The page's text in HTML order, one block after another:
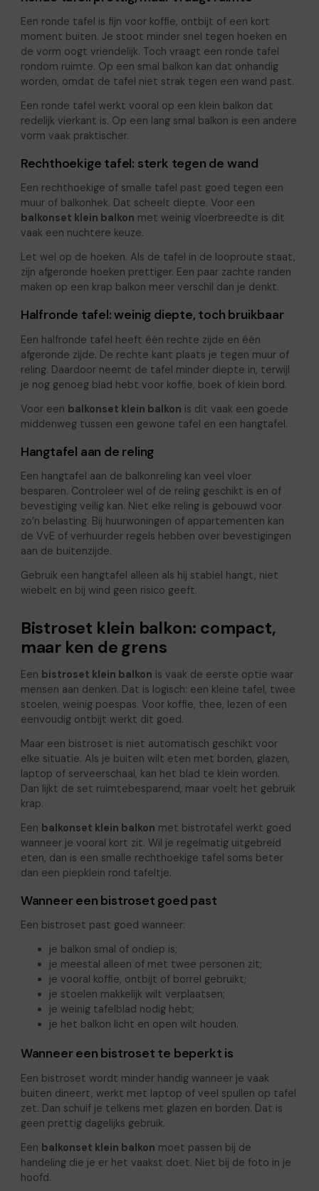
Een ronde tafel is fijn voor koffie, ontbijt of een kort
moment buiten. Je stoot minder snel tegen hoeken en
de vorm oogt vriendelijk. Toch vraagt een ronde tafel
rondom ruimte. Op een smal balkon kan dat onhandig
worden, omdat de tafel niet strak tegen een wand past.
Een ronde tafel werkt vooral op een klein balkon dat
redelijk vierkant is. Op een lang smal balkon is een andere
vorm vaak praktischer.
Rechthoekige tafel: sterk tegen de wand
Een rechthoekige of smalle tafel past goed tegen een
muur of balkonhek. Dat scheelt diepte. Voor een
balkonset klein balkon met weinig vloerbreedte is dit
vaak een nuchtere keuze.
Let wel op de hoeken. Als de tafel in de looproute staat,
zijn afgeronde hoeken prettiger. Een paar zachte randen
maken op een krap balkon meer verschil dan je denkt.
Halfronde tafel: weinig diepte, toch bruikbaar
Een halfronde tafel heeft één rechte zijde en één
afgeronde zijde. De rechte kant plaats je tegen muur of
reling. Daardoor neemt de tafel minder diepte in, terwijl
je nog genoeg blad hebt voor koffie, boek of klein bord.
Voor een balkonset klein balkon is dit vaak een goede
middenweg tussen een gewone tafel en een hangtafel.
Hangtafel aan de reling
Een hangtafel aan de balkonreling kan veel vloer
besparen. Controleer wel of de reling geschikt is en of
bevestiging veilig kan. Niet elke reling is gebouwd voor
zo’n belasting. Bij huurwoningen of appartementen kan
de VvE of verhuurder regels hebben over bevestigingen
aan de buitenzijde.
Gebruik een hangtafel alleen als hij stabiel hangt, niet
wiebelt en bij wind geen risico geeft.
Bistroset klein balkon: compact,
maar ken de grens
Een bistroset klein balkon is vaak de eerste optie waar
mensen aan denken. Dat is logisch: een kleine tafel, twee
stoelen, weinig poespas. Voor koffie, thee, lezen of een
eenvoudig ontbijt werkt dit goed.
Maar een bistroset is niet automatisch geschikt voor
elke situatie. Als je buiten wilt eten met borden, glazen,
laptop of serveerschaal, kan het blad te klein worden.
Dan lijkt de set ruimtebesparend, maar voelt het gebruik
krap.
Een balkonset klein balkon met bistrotafel werkt goed
wanneer je vooral kort zit. Wil je regelmatig uitgebreid
eten, dan is een smalle rechthoekige tafel soms beter
dan een piepklein rond tafeltje.
Wanneer een bistroset goed past
Een bistroset past goed wanneer:
je balkon smal of ondiep is;
je meestal alleen of met twee personen zit;
je vooral koffie, ontbijt of borrel gebruikt;
je stoelen makkelijk wilt verplaatsen;
je weinig tafelblad nodig hebt;
je het balkon licht en open wilt houden.
Wanneer een bistroset te beperkt is
Een bistroset wordt minder handig wanneer je vaak
buiten dineert, werkt met laptop of veel spullen op tafel
zet. Dan schuif je telkens met glazen en borden. Dat is
geen prettig dagelijks gebruik.
Een balkonset klein balkon moet passen bij de
handeling die je er het vaakst doet. Niet bij de foto in je
hoofd.